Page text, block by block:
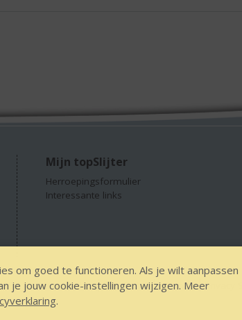
Mijn topSlijter
Herroepingsformulier
Interessante links
18 GEEN alcohol IDIN/ITSME sitemap Privacy
om goed te functioneren. Als je wilt aanpassen
je jouw cookie-instellingen wijzigen. Meer
.